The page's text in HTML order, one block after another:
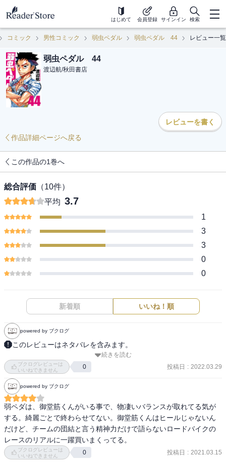
はじめて 会員登録 サインイン 検索
コミック 男性コミック 弱虫ペダル 弱虫ペダル 44 レビュー一覧
弱虫ペダル 44
渡辺航/秋田書店
レビューを書く
作品詳細ページへ戻る
この作品の1巻へ
総合評価 （10件）
平均 3.7
1
3
3
0
0
新着順 いいね！順
powered by ブクログ
このレビューはネタバレを含みます。
好きだと言い続ける
言い切る力
多くの人がそれほど言えないことの
自分の好き
誰かに迷惑をかけなければ
好きを形にできない。
自転車に出会うことが
好きとのつながりがはじまる。
続きを読む
ブクログレビューは
いいねできません
0 投稿日 : 2022.03.29
powered by ブクログ
弱ペダは、御堂筋くんがいる事で、物凄いバランスが取れてる気が
する。綺麗ごとで終わらせてない。御堂筋くんはヒールじゃないん
だけど、チームの団結と言う精神力だけで語らないロードバイクの
レースのリアルに一躍買いまくってる。
ブクログレビューは
いいねできません
0 投稿日 : 2021.03.15